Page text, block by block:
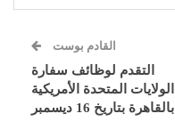
القادم بوست
التقدم لوظائف سفارة
الولايات المتحدة الأمريكية
بالقاهرة بتاريخ 16 ديسمبر